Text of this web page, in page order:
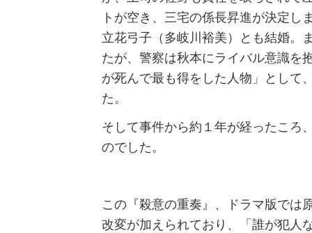
トが空き、三宅の係長昇進が決定し
立花弓子（多岐川裕美）とも結婚。
たが、警察は秋本にライバル意識を
が死んで最も得をした人物」として
た。
そして事件から約１年が経ったころ
のでした。
この『殺意の重奏』、ドラマ版では
改変が加えられており、「誰が犯人